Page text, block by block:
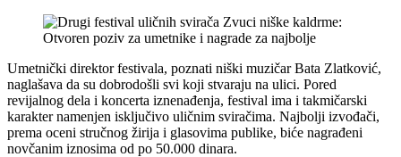
Umetnički direktor festivala, poznati niški muzičar Bata Zlatković,
naglašava da su dobrodošli svi koji stvaraju na ulici. Pored
revijalnog dela i koncerta iznenađenja, festival ima i takmičarski
karakter namenjen isključivo uličnim sviračima. Najbolji izvođači,
prema oceni stručnog žirija i glasovima publike, biće nagrađeni
novčanim iznosima od po 50.000 dinara.